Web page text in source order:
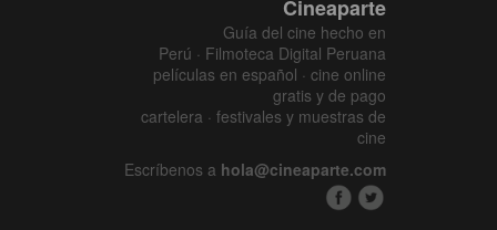
Cineaparte
Guía del cine hecho en
Perú · Filmoteca Digital Peruana
películas en español · cine online
gratis y de pago
cartelera · festivales y muestras de
cine
Escríbenos a hola@cineaparte.com